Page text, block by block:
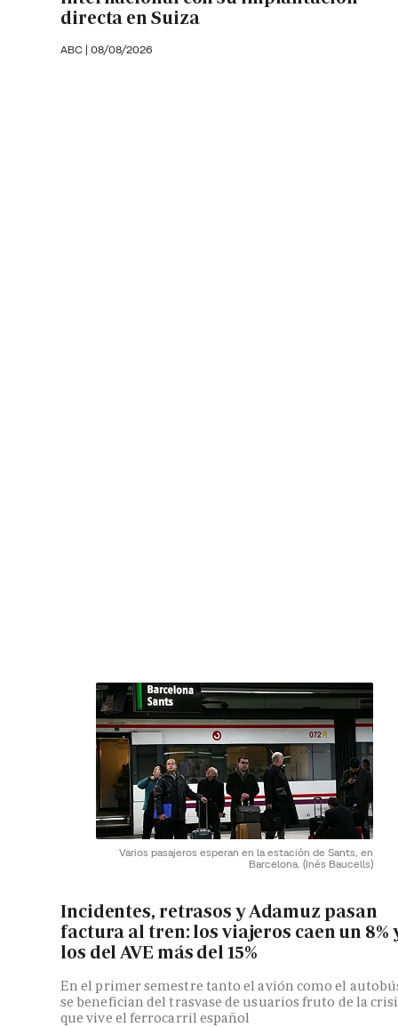
directa en Suiza
ABC | 08/08/2026
Varios pasajeros esperan en la estación de Sants, en
Barcelona. (Inés Baucells)
Incidentes, retrasos y Adamuz pasan
factura al tren: los viajeros caen un 8%
los del AVE más del 15%
En el primer semestre tanto el avión como el
se benefician del trasvase de usuarios fruto de la
que vive el ferrocarril español